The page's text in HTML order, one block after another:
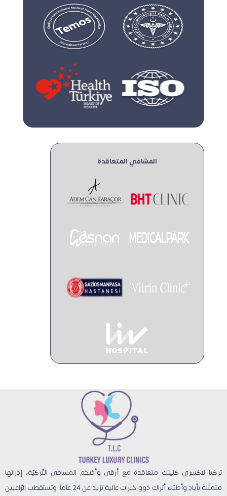
المشافي المتعاقدة
تركيا لاكشري كلينك متعاقدة مع أرقى وأضخم المشافي التّركيّة، إدراتها
متمثّلةً بأيادٍ وأطبّاء أتراك ذوو خبرات عالية تزيد عن 24 عاماً! وتستقطب الرّاغبين